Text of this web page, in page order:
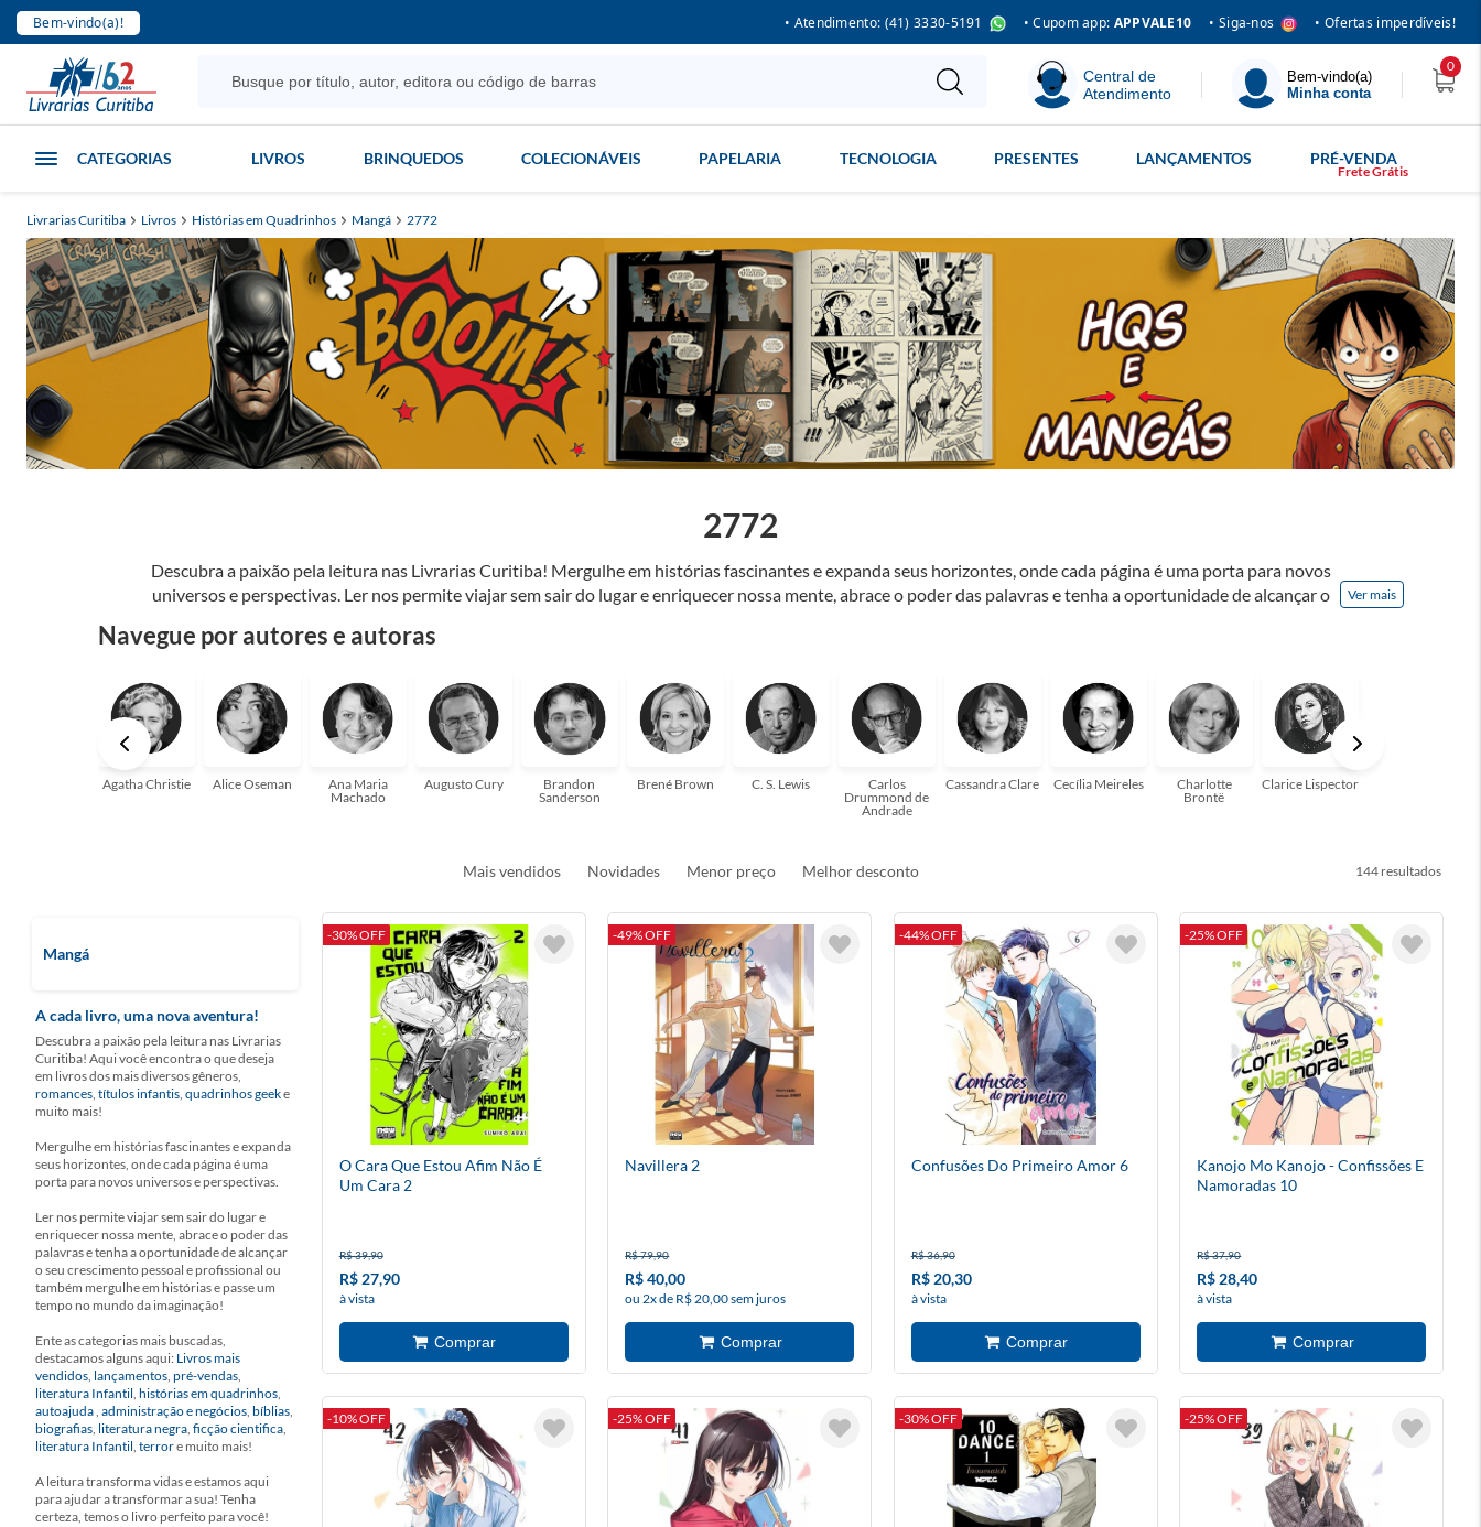
Bem-vindo(a)! • Atendimento: (41) 3330-5191 • Cupom app: APPVALE10 • Siga-nos • Ofertas imperdíveis!
Central de
Atendimento
Bem-vindo(a)
Minha conta
0
CATEGORIAS LIVROS BRINQUEDOS COLECIONÁVEIS PAPELARIA TECNOLOGIA PRESENTES LANÇAMENTOS PRÉ-VENDA
Livrarias Curitiba Livros Histórias em Quadrinhos Mangá 2772
Descubra a paixão pela leitura nas Livrarias Curitiba! Mergulhe em histórias fascinantes e expanda seus horizontes, onde cada página é uma porta para novos
universos e perspectivas. Ler nos permite viajar sem sair do lugar e enriquecer nossa mente, abrace o poder das palavras e tenha a oportunidade de alcançar o
aqui para ajudar a transformar a sua! Tenha certeza, temos o livro perfeito para você!
Ver mais
2772
Navegue por autores e autoras
Agatha Christie Alice Oseman
Ana Maria
Machado
Augusto Cury
Brandon
Sanderson
Brené Brown C. S. Lewis
Carlos
Drummond de
Andrade
Cassandra Clare Cecília Meireles
Charlotte
Brontë
Clarice Lispector
Mais vendidos Novidades Menor preço Melhor desconto 144
Mangá
A cada livro, uma nova aventura!
Descubra a paixão pela leitura nas Livrarias
Curitiba! Aqui você encontra o que deseja
em livros dos mais diversos gêneros,
romances, títulos infantis, quadrinhos geeke
muito mais!
Mergulhe em histórias fascinantes e expanda
seus horizontes, onde cada página é uma
porta para novos universos e perspectivas.
Ler nos permite viajar sem sair do lugar e
enriquecer nossa mente, abrace o poder das
palavras e tenha a oportunidade de alcançar
o seu crescimento pessoal e profissional ou
também mergulhe em histórias e passe um
tempo no mundo da imaginação!
Ente as categorias mais buscadas,
destacamos alguns aqui: Livros mais
vendidos, lançamentos, pré-vendas,
literatura Infantil, histórias em quadrinhos,
autoajuda, administração e negócios, bíblias,
biografias, literatura negra, ficção cientifica,
literatura Infantil, terrore muito mais!
A leitura transforma vidas e estamos aqui
para ajudar a transformar a sua! Tenha
certeza, temos o livro perfeito para você!
-30% OFF
O Cara Que Estou Afim Não É
Um Cara 2
R$ 39,90
R$ 27,90
à vista
-49% OFF
Navillera 2
R$ 79,90
R$ 40,00
ou 2x de R$ 20,00 sem juros
-44% OFF
Confusões Do Primeiro Amor 6
R$ 36,90
R$ 20,30
à vista
-25% OFF
Kanojo Mo Kanojo - Confissões E
Namoradas 10
R$ 37,90
R$ 28,40
à vista
-10% OFF -25% OFF -30% OFF -25% OFF